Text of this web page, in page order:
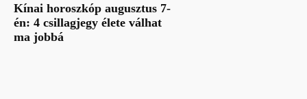
Kínai horoszkóp augusztus 7-
én: 4 csillagjegy élete válhat
ma jobbá